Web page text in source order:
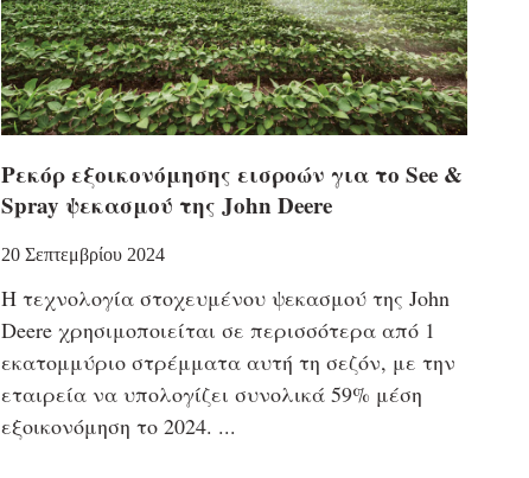
Ρεκόρ εξοικονόμησης εισροών για το See &
Spray ψεκασμού της John Deere
20 Σεπτεμβρίου 2024
Η τεχνολογία στοχευμένου ψεκασμού της John
Deere χρησιμοποιείται σε περισσότερα από 1
εκατομμύριο στρέμματα αυτή τη σεζόν, με την
εταιρεία να υπολογίζει συνολικά 59% μέση
εξοικονόμηση το 2024.